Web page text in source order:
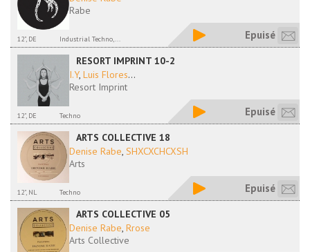
Rabe
12", DE Industrial Techno,... Epuisé
RESORT IMPRINT 10-2
I.Y, Luis Flores...
Resort Imprint
12", DE Techno Epuisé
ARTS COLLECTIVE 18
Denise Rabe, SHXCXCHCXSH
Arts
12", NL Techno Epuisé
ARTS COLLECTIVE 05
Denise Rabe, Rrose
Arts Collective